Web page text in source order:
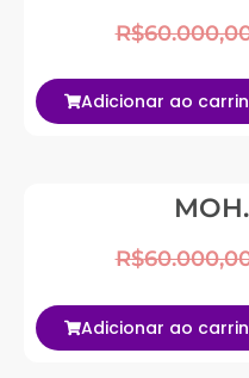
R$
Adicionar ao
R$
Adicionar ao